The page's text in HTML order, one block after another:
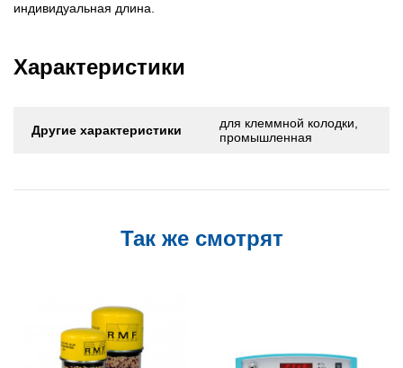
индивидуальная длина.
Характеристики
Другие характеристики
для клеммной колодки,
промышленная
Так же смотрят